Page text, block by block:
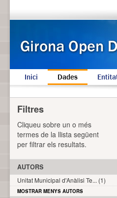
Inici Dades
Filtres
Cliqueu sobre un o més
termes de la llista següent
per filtrar els resultats.
AUTORS
Unitat Municipal d'Anàlisi Te... (1)
MOSTRAR MENYS AUTORS